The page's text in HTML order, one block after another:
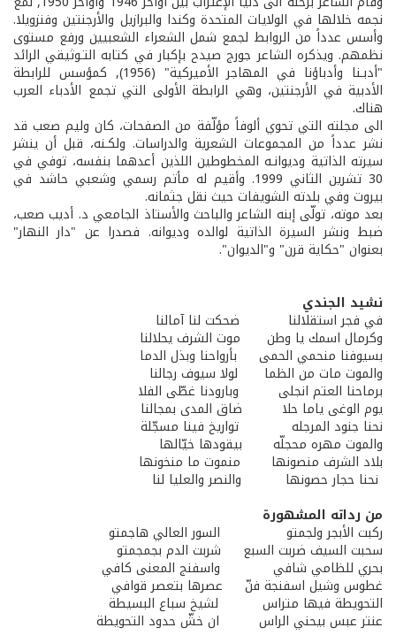
نجمه خلالها في الولايات المتحدة وكندا والبرازيل والأرجنتين وفنزويلا.
وأسس عدداً من الروابط لجمع شمل الشعراء الشعبيين ورفع مستوى
نظمهم. ويذكره الشاعر جورج صيدح بإكبار في كتابه التـوثيقي الرائد
"أدبـنا وأدباؤنا في المهاجر الأميركية" (1956), كمؤسس للرابطة
الأدبية في الأرجنتين، وهي الرابطة الأولى التي تجمع الأدباء العرب
هناك.
الى مجلته التي تحوي ألوفاً مؤلّفة من الصفحات، كان وليم صعب قد
نشر عدداً من المجموعات الشعرية والدراسات. ولكـنه، قبل أن ينشر
سيرته الذاتية وديوانـه المخطوطين اللذين أعدهما بنفسه، توفي في
30 تشرين الثاني 1999. وأقيم له مأتم رسمي وشعبي حاشد في
بيروت وفي بلدته الشويفات حيث نقل جثمانه.
بعد موته، تولّى إبنه الشاعر والباحث والأستاذ الجامعي د. أديب صعب،
ضبط ونشر السيرة الذاتية لوالده وديوانه. فصدرا عن "دار النهار"
بعنوان "حكاية قرن" و"الديوان".
نشيد الجندي
في فجر استقلالنا ضحكت لنا آمالنا
وكرمال اسمك يا وطن موت الشرف يحلالنا
بسيوفنا منحمي الحمى بأرواحنا وبذل الدما
والموت مات من الظما لولا سيوف رجالنا
برماحنا العتم انجلى وبارودنا غطّى الفلا
يوم الوغى ياما حلا ضاق المدى بمجالنا
نحنا جنود المرجله تواريخ فينا مسجّلة
والموت مهره محجلّه بيقودها خيّالها
بلاد الشرف منصونها منموت ما منخونها
نحنا حجار حصونها والنصر والعليا لنا
من رداته المشهورة
ركبت الأبجر ولجمتو السور العالي هاجمتو
سحبت السيف ضربت السبع شربت الدم بجمجمتو
بحري للظامي شافي واسفنج المعنى كافي
غطوس وشيل اسفنجة فنّ عصرها بتعصر قوافي
التحويطة فيها متراس لشيخ سباع البسيطة
عنتر عبس بيحني الراس ان خشّ حدود التحويطة